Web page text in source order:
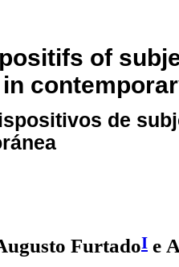
of
de
FurtadoI e